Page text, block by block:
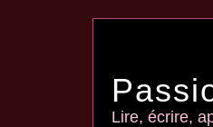
Lire, écrire,